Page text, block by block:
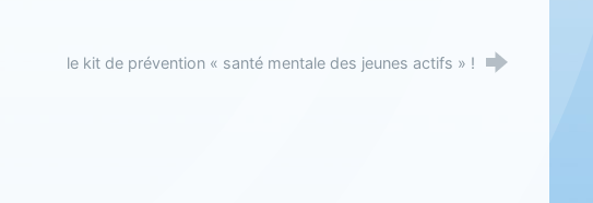
le kit de prévention « santé mentale des jeunes actifs » !